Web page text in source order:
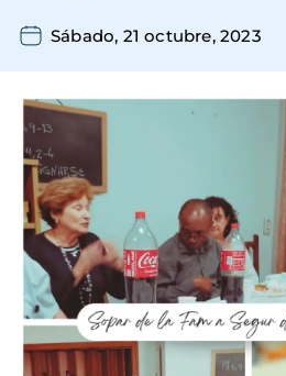
Sábado, 21 octubre, 2023